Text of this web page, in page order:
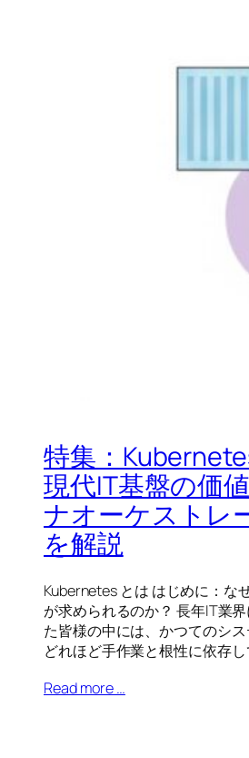
特集：
現代IT基盤の価
ナオーケストレ
を解説
Kubernetes とは はじめに：な
が求められるのか？ 長年IT業
た皆様の中には、かつてのシ
どれほど手作業と根性に依存
Read more …